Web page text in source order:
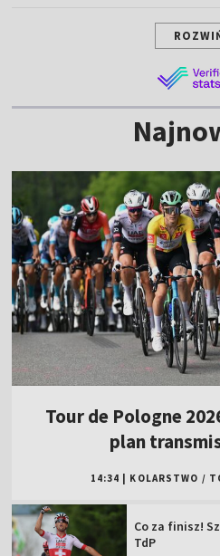
Tour de Pologne
plan
14:34 KOLARSTWO /
Co za finisz!
TdP